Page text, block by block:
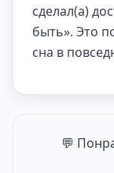
сделал(а)
быть». Это
сна в
💬